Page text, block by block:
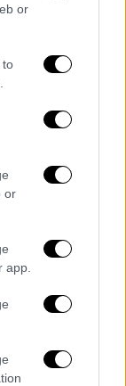
or
to
or
app.